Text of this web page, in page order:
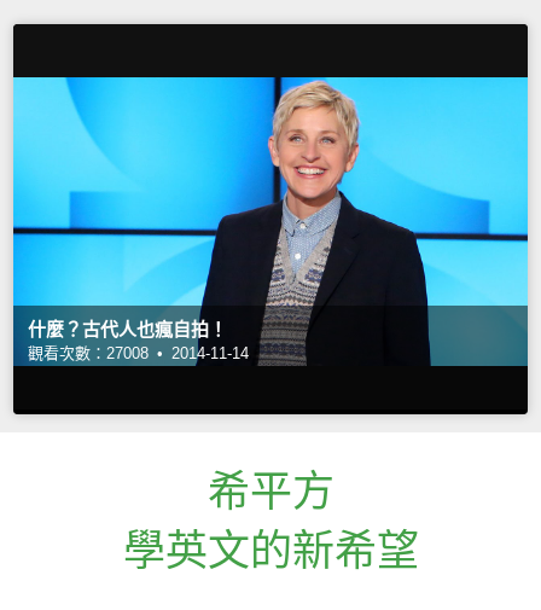
什麼？古代人也瘋自拍！
觀看次數：27008 • 2014-11-14
希平方
學英文的新希望